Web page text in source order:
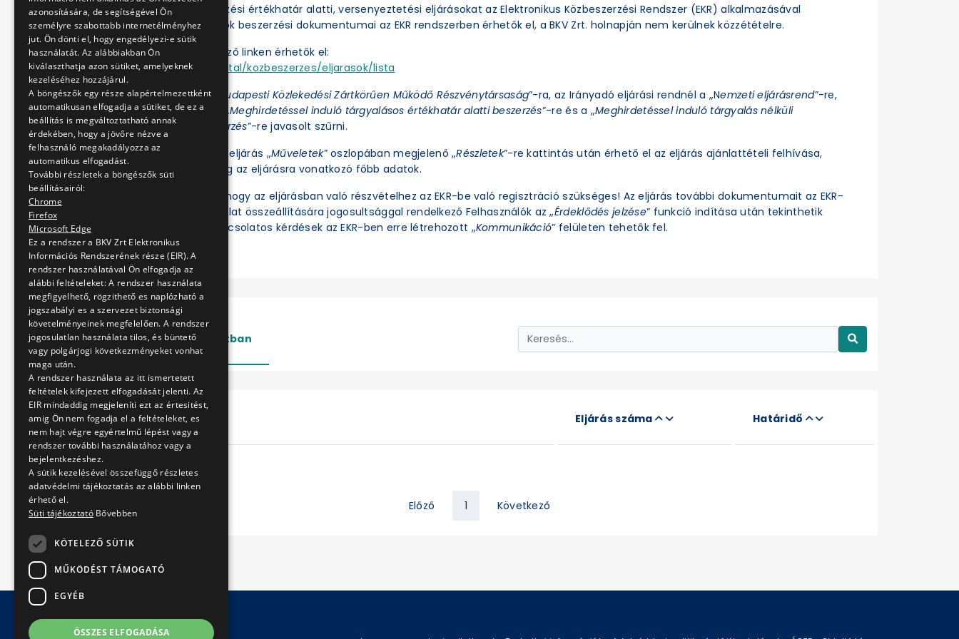
A BKV Zrt. a közbeszerzési értékhatár alatti, versenyeztetési eljárásokat az Elektronikus Közbeszerzési Rendszer (EKR) alkalmazásával
folytatja le. Az eljárások beszerzési dokumentumai az EKR rendszerben érhetők el, a BKV Zrt. holnapján nem kerülnek közzétételre.
Az eljárások a következő linken érhetők el:
https://ekr.gov.hu/portal/kozbeszerzes/eljarasok/lista
Az Ajánlatkérőnél a „
Budapesti Közlekedési Zártkörűen Működő Részvénytársaság”-ra, az Irányadó eljárási rendnél a „Nemzeti eljárásrend”-re,
az Eljárás fajtájánál a „Meghirdetéssel induló tárgyalásos értékhatár alatti beszerzés”-re és a „Meghirdetéssel induló tárgyalás nélküli
értékhatár alatti beszerzés”-re javasolt szűrni.
Ezt követően az adott eljárás „Műveletek” oszlopában megjelenő „Részletek”-re kattintás után érhető el az eljárás ajánlattételi felhívása,
illetve tekinthetők meg az eljárásra vonatkozó főbb adatok.
Felhívjuk a figyelmet, hogy az eljárásban való részvételhez az EKR-be való regisztráció szükséges! Az eljárás további dokumentumait az EKR-
ben regisztrált és ajánlat összeállítására jogosultsággal rendelkező Felhasználók az „Érdeklődés jelzése” funkció indítása után tekinthetik
meg. Az eljárással kapcsolatos kérdések az EKR-ben erre létrehozott „Kommunikáció” felületen tehetők fel.
Lezárt Folyamatban
Cím Eljárás száma Határidő
Előző 1 Következő
azonosítására, de segítségével Ön
személyre szabottabb internetélményhez
jut. Ön dönti el, hogy engedélyezi-e sütik
használatát. Az alábbiakban Ön
kiválaszthatja azon sütiket, amelyeknek
kezeléséhez hozzájárul.
A böngészők egy része alapértelmezettként
automatikusan elfogadja a sütiket, de ez a
beállítás is megváltoztatható annak
érdekében, hogy a jövőre nézve a
felhasználó megakadályozza az
automatikus elfogadást.
További részletek a böngészők süti
beállításairól:
Chrome
Firefox
Microsoft Edge
Ez a rendszer a BKV Zrt Elektronikus
Információs Rendszerének része (EIR). A
rendszer használatával Ön elfogadja az
alábbi feltételeket: A rendszer használata
megfigyelhető, rögzithető es naplózható a
jogszabályi es a szervezet biztonsági
követelményeinek megfelelően. A rendszer
jogosulatlan használata tilos, és büntető
vagy polgárjogi következményeket vonhat
maga után.
A rendszer használata az itt ismertetett
feltételek kifejezett elfogadását jelenti. Az
EIR mindaddig megjeleníti ezt az értesitést,
amig Ön nem fogadja el a feltételeket, es
nem hajt végre egyértelmű lépést vagy a
rendszer további használatához vagy a
bejelentkezéshez.
A sütik kezelésével összefüggő részletes
adatvédelmi tájékoztatás az alábbi linken
érhető el.
Süti tájékoztató Bővebben
KÖTELEZŐ SÜTIK
MŰKÖDÉST TÁMOGATÓ
EGYÉB
ÖSSZES ELFOGADÁSA